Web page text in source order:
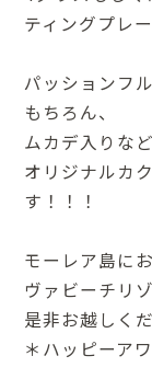
ティングプレ
パッションフ
もちろん、
ムカデ入りな
オリジナルカ
す！！！
モーレア島に
ヴァビーチリ
是非お越しくだ
＊ハッピーア